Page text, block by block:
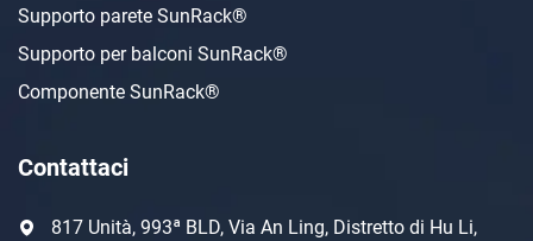
Supporto parete SunRack®
Supporto per balconi SunRack®
Componente SunRack®
Contattaci
817 Unità, 993ª BLD, Via An Ling, Distretto di Hu Li,